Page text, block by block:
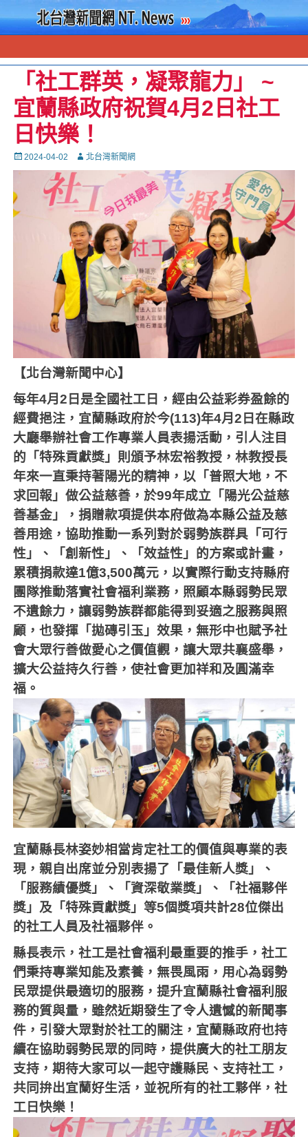
「社工群英，凝聚龍力」 ~
宜蘭縣政府祝賀4月2日社工
日快樂！
Posted
on
2024-04-02 Autor北台灣新聞網
【北台灣新聞中心】
每年4月2 日是全國社工日，經由公益彩券盈餘的
經費挹注，宜蘭縣政府於今(113)年4月2 日在縣政
大廳舉辦社會工作專業人員表揚活動，引人注目
的「特殊貢獻獎」則頒予林宏裕教授，林教授長
年來一直秉持著陽光的精神，以「普照大地，不
求回報」做公益慈善，於99年成立「陽光公益慈
善基金」，捐贈款項提供本府做為本縣公益及慈
善用途，協助推動一系列對於弱勢族群具「可行
性」、「創新性」、「效益性」的方案或計畫，
累積捐款達1億3,500萬元，以實際行動支持縣府
團隊推動落實社會福利業務，照顧本縣弱勢民眾
不遺餘力，讓弱勢族群都能得到妥適之服務與照
顧，也發揮「拋磚引玉」效果，無形中也賦予社
會大眾行善做愛心之價值觀，讓大眾共襄盛舉，
擴大公益持久行善，使社會更加祥和及圓滿幸
福。
宜蘭縣長林姿妙相當肯定社工的價值與專業的表
現，親自出席並分別表揚了「最佳新人獎」、
「服務績優獎」、「資深敬業獎」、「社福夥伴
獎」及「特殊貢獻獎」等5個獎項共計28位傑出
的社工人員及社福夥伴。
縣長表示，社工是社會福利最重要的推手，社工
們秉持專業知能及素養，無畏風雨，用心為弱勢
民眾提供最適切的服務，提升宜蘭縣社會福利服
務的質與量，雖然近期發生了令人遺憾的新聞事
件，引發大眾對於社工的關注，宜蘭縣政府也持
續在協助弱勢民眾的同時，提供廣大的社工朋友
支持，期待大家可以一起守護縣民、支持社工，
共同拚出宜蘭好生活，並祝所有的社工夥伴，社
工日快樂！